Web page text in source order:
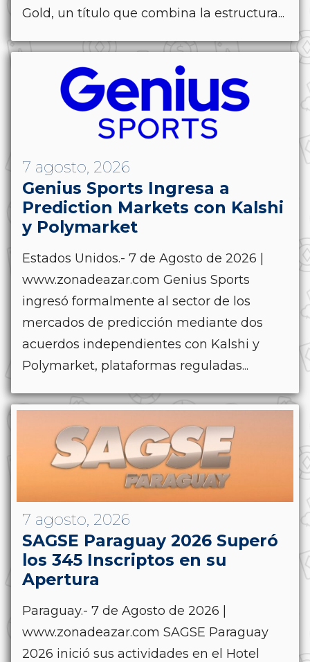
Gold, un título que combina la estructura...
7 agosto, 2026
Genius Sports Ingresa a
Prediction Markets con Kalshi
y Polymarket
Estados Unidos.- 7 de Agosto de 2026 |
www.zonadeazar.com Genius Sports
ingresó formalmente al sector de los
mercados de predicción mediante dos
acuerdos independientes con Kalshi y
Polymarket, plataformas reguladas...
7 agosto, 2026
SAGSE Paraguay 2026 Superó
los 345 Inscriptos en su
Apertura
Paraguay.- 7 de Agosto de 2026 |
www.zonadeazar.com SAGSE Paraguay
2026 inició sus actividades en el Hotel